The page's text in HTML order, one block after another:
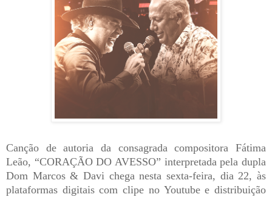
Canção de autoria da consagrada compositora Fátima
Leão, “CORAÇÃO DO AVESSO” interpretada pela dupla
Dom Marcos & Davi chega nesta sexta-feira, dia 22, às
plataformas digitais com clipe no Youtube e distribuição